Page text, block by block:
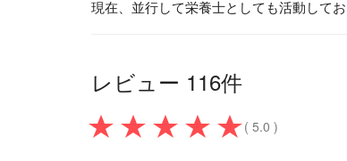
現在、並行して栄養士としても活動して
レビュー 116件
( 5.0 )